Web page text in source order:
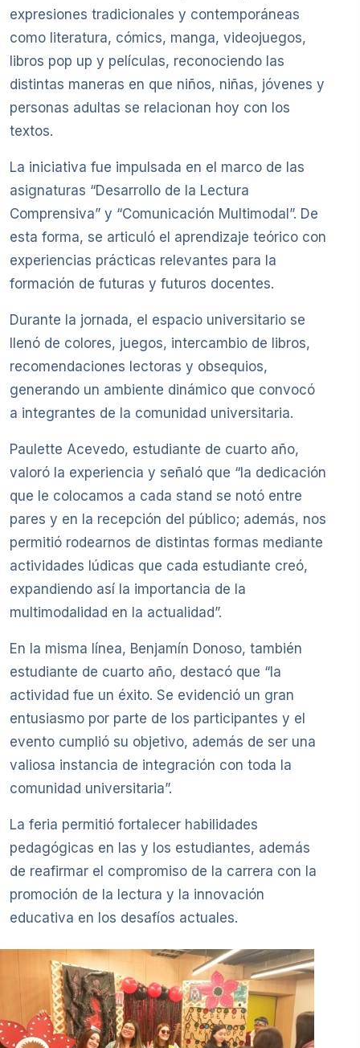
expresiones tradicionales y contemporáneas
como literatura, cómics, manga, videojuegos,
libros pop up y películas, reconociendo las
distintas maneras en que niños, niñas, jóvenes y
personas adultas se relacionan hoy con los
textos.
La iniciativa fue impulsada en el marco de las
asignaturas “Desarrollo de la Lectura
Comprensiva” y “Comunicación Multimodal”. De
esta forma, se articuló el aprendizaje teórico con
experiencias prácticas relevantes para la
formación de futuras y futuros docentes.
Durante la jornada, el espacio universitario se
llenó de colores, juegos, intercambio de libros,
recomendaciones lectoras y obsequios,
generando un ambiente dinámico que convocó
a integrantes de la comunidad universitaria.
Paulette Acevedo, estudiante de cuarto año,
valoró la experiencia y señaló que “la dedicación
que le colocamos a cada stand se notó entre
pares y en la recepción del público; además, nos
permitió rodearnos de distintas formas mediante
actividades lúdicas que cada estudiante creó,
expandiendo así la importancia de la
multimodalidad en la actualidad”.
En la misma línea, Benjamín Donoso, también
estudiante de cuarto año, destacó que “la
actividad fue un éxito. Se evidenció un gran
entusiasmo por parte de los participantes y el
evento cumplió su objetivo, además de ser una
valiosa instancia de integración con toda la
comunidad universitaria”.
La feria permitió fortalecer habilidades
pedagógicas en las y los estudiantes, además
de reafirmar el compromiso de la carrera con la
promoción de la lectura y la innovación
educativa en los desafíos actuales.